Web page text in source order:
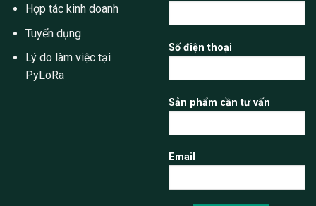
Hợp tác kinh doanh
Tuyển dụng
Lý do làm việc tại
PyLoRa
Số điện thoại
Sản phẩm cần tư vấn
Email